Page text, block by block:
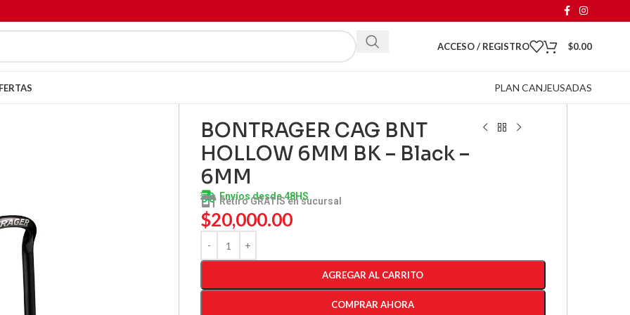
ACCESO / REGISTRO $0.00
PLAN CANJEUSADAS
BONTRAGER CAG BNT
HOLLOW 6MM BK – Black –
6MM
Envíos desde 48HS
Retiro GRATIS en sucursal
$20,000.00
AGREGAR AL CARRITO
COMPRAR AHORA